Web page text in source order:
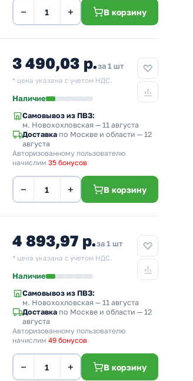
− + В корзину
3 490,03 р.за 1 шт
* цена указана с учетом НДС.
Наличие
Самовывоз из ПВЗ:
м. Новохохловская — 11 августа
Доставка по Москве и области — 12
августа
Авторизованному пользователю
начислим 35 бонусов
− + В корзину
4 893,97 р.за 1 шт
* цена указана с учетом НДС.
Наличие
Самовывоз из ПВЗ:
м. Новохохловская — 11 августа
Доставка по Москве и области — 12
августа
Авторизованному пользователю
начислим 49 бонусов
− + В корзину